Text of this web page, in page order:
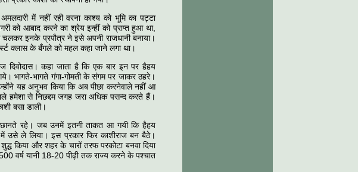
में नहीं रही वरना काश्य को भूमि का पट्टा
को आबाद करने का श्रेय इन्हीं को प्राप्त हुआ था,
इनके प्रपौत्र ने इसे अपनी राजधानी बनाया।
क्लास के बँगले को महल कहा जाने लगा था।
दिवोदास। कहा जाता है कि एक बार इन पर हैहय
भागते-भागते गंगा-गोमती के संगम पर जाकर ठहरे।
यह अनुभव किया कि अब पीछा करनेवाले नहीं आ
हमेशा से निछद्दम जगह जरा अधिक पसन्द करते हैं।
बसा डाली।
रहे। जब उनमें इतनी ताकत आ गयी कि हैहय
उसे ले लिया। इस प्रकार फिर काशीराज बन बैठे।
किया और शहर के चारों तरफ परकोटा बनवा दिया
वर्ष यानी 18-20 पीढ़ी तक राज्य करने के पश्चात